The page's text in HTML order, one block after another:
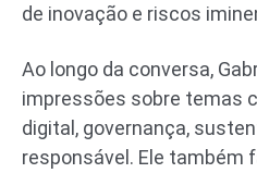
de inovação e riscos
Ao longo da conversa,
impressões sobre temas
digital, governança,
responsável. Ele também